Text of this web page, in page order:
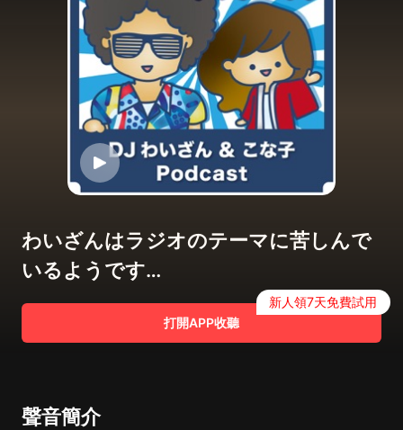
わいざんはラジオのテーマに苦しんで
いるようです…
打開APP收聽
新人領7天免費試用
聲音簡介